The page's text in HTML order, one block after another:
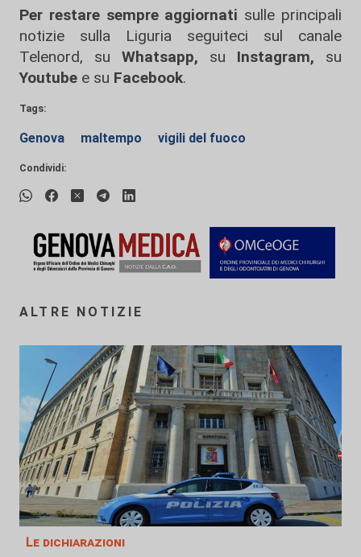
Per restare sempre aggiornati sulle principali
notizie sulla Liguria seguiteci sul canale
Telenord, su
Whatsapp, su Instagram, su
Youtube e su Facebook.
Tags:
Genova maltempo vigili del fuoco
Condividi:
ALTRE NOTIZIE
Le dichiarazioni